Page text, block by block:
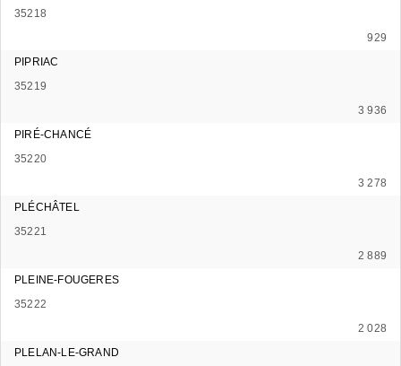
35218
929
PIPRIAC
35219
3 936
PIRÉ-CHANCÉ
35220
3 278
PLÉCHÂTEL
35221
2 889
PLEINE-FOUGERES
35222
2 028
PLELAN-LE-GRAND